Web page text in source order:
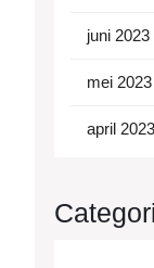
juni 2023
mei 2023
april 2023